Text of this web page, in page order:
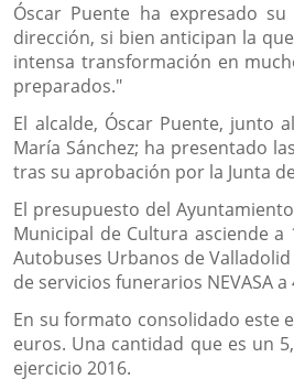
Óscar Puente ha expresado
dirección, si bien anticipan la
intensa transformación en
preparados."
El alcalde, Óscar Puente, junto
María Sánchez; ha presentado
tras su aprobación por la Junta
El presupuesto del
Municipal de Cultura asciende a
Autobuses Urbanos de Valladolid
de servicios funerarios NEVASA
En su formato consolidado este
euros. Una cantidad que es un
ejercicio 2016.